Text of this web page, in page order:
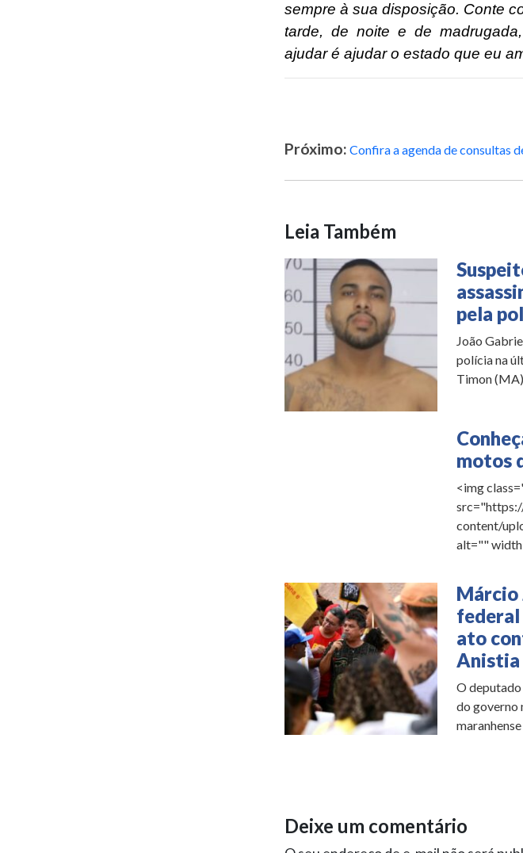
sempre à sua disposição. Conte
tarde, de noite e de
ajudar é ajudar o estado que eu
Próximo: Confira a agenda de consultas
Leia Também
pela
João
polícia na
Timon
motos
<img
content/
alt=""
Márcio
federal
ato
Anistia
O
do governo
Deixe um comentário